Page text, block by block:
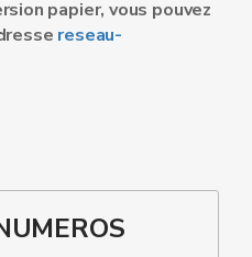
papier, vous pouvez
reseau-